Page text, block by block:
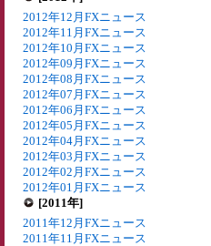
2012年12月FXニュース
2012年11月FXニュース
2012年10月FXニュース
2012年09月FXニュース
2012年08月FXニュース
2012年07月FXニュース
2012年06月FXニュース
2012年05月FXニュース
2012年04月FXニュース
2012年03月FXニュース
2012年02月FXニュース
2012年01月FXニュース
[2011年]
2011年12月FXニュース
2011年11月FXニュース